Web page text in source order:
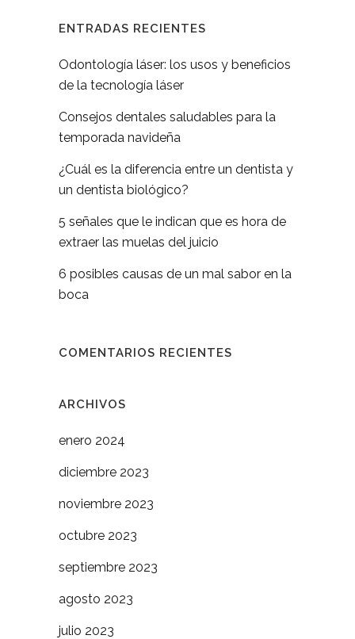
ENTRADAS RECIENTES
Odontología láser: los usos y beneficios
de la tecnología láser
Consejos dentales saludables para la
temporada navideña
¿Cuál es la diferencia entre un dentista y
un dentista biológico?
5 señales que le indican que es hora de
extraer las muelas del juicio
6 posibles causas de un mal sabor en la
boca
COMENTARIOS RECIENTES
ARCHIVOS
enero 2024
diciembre 2023
noviembre 2023
octubre 2023
septiembre 2023
agosto 2023
julio 2023